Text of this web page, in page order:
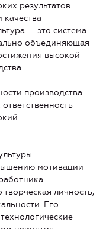
результатов
— это система
объединяющая
высокой
производства
мотивации
личность,
Его